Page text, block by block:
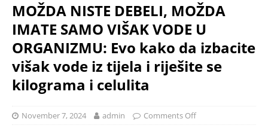
MOŽDA NISTE DEBELI, MOŽDA
IMATE SAMO VIŠAK VODE U
ORGANIZMU: Evo kako da izbacite
višak vode iz tijela i riješite se
kilograma i celulita
November 7, 2024 admin Comments Off